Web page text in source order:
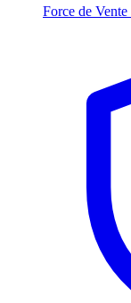
Force de Vente